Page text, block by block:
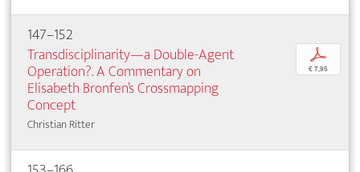
147–152
Transdisciplinarity—a Double-Agent
Operation?. A Commentary on
Elisabeth Bronfen’s Crossmapping
Concept
Christian Ritter
p
€ 7,95